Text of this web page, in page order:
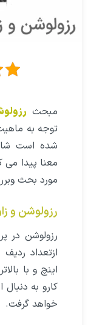
مبحث
توجه به
شده است
معنا پیدا می
مورد بحث
رزولوشن و
رزولوشن در
ازتعداد
اینچ و با
کارو به
خواهد گرفت.